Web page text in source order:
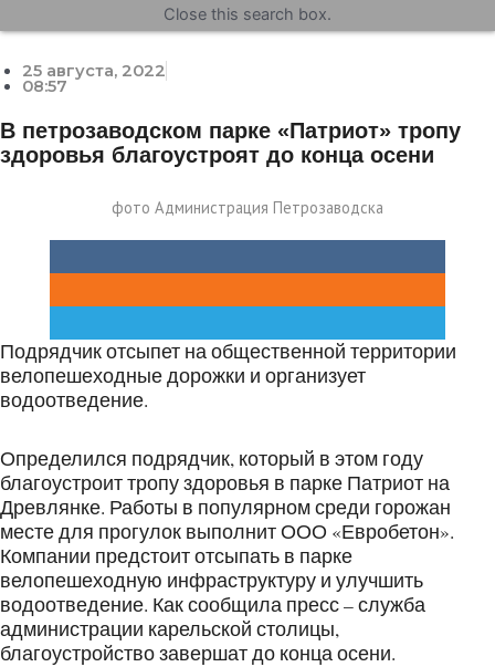
Close this search box.
25 августа, 2022
08:57
В петрозаводском парке «Патриот» тропу
здоровья благоустроят до конца осени
фото Администрация Петрозаводска
Подрядчик отсыпет на общественной территории
велопешеходные дорожки и организует
водоотведение.
Определился подрядчик, который в этом году
благоустроит тропу здоровья в парке Патриот на
Древлянке. Работы в популярном среди горожан
месте для прогулок выполнит ООО «Евробетон».
Компании предстоит отсыпать в парке
велопешеходную инфраструктуру и улучшить
водоотведение. Как сообщила пресс – служба
администрации карельской столицы,
благоустройство завершат до конца осени.